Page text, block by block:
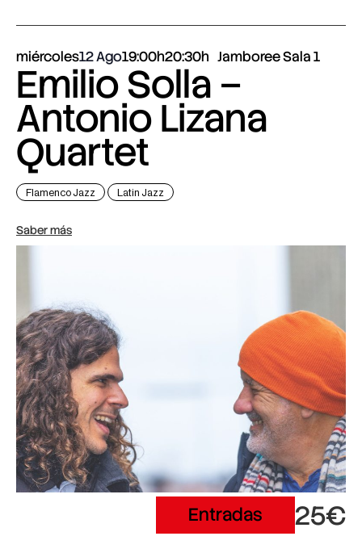
miércoles12 Ago19:00h20:30h Jamboree Sala 1
Emilio Solla –
Antonio Lizana
Quartet
Flamenco Jazz Latin Jazz
Saber más
Entradas 25€